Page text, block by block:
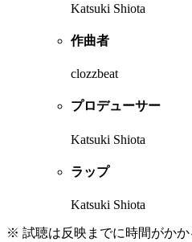
Katsuki Shiota
作曲者
clozzbeat
プロデューサー
Katsuki Shiota
ラップ
Katsuki Shiota
※ 試聴は反映までに時間がかか